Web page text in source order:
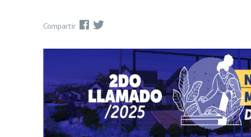
Compartir